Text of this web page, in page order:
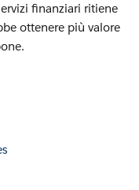
finanziari ritiene
ottenere più valore